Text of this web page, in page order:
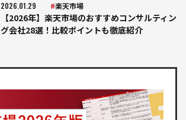
2026.01.29 楽天市場
【2026年】楽天市場のおすすめコンサルティン
グ会社28選！比較ポイントも徹底紹介